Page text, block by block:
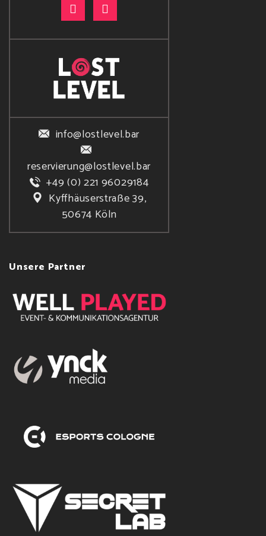
info@lostlevel.bar
reservierung@lostlevel.bar
+49 (0) 221 96029184
Kyffhäuserstraße 39,
50674 Köln
Unsere Partner